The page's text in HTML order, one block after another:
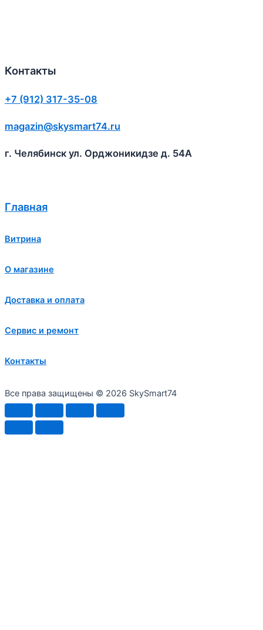
Контакты
+7 (912) 317-35-08
magazin@skysmart74.ru
г. Челябинск ул. Орджоникидзе д. 54А
Главная
Витрина
О магазине
Доставка и оплата
Сервис и ремонт
Контакты
Все права защищены © 2026 SkySmart74